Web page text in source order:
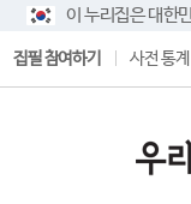
이 누리집은 대한
집필 참여하기 사전 통계